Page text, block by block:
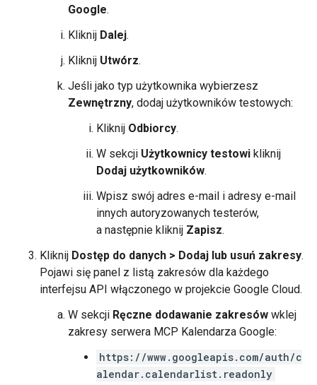
Google.
Kliknij Dalej.
Kliknij Utwórz.
Jeśli jako typ użytkownika wybierzesz
Zewnętrzny, dodaj użytkowników testowych:
Kliknij Odbiorcy.
W sekcji Użytkownicy testowi kliknij
Dodaj użytkowników.
Wpisz swój adres e-mail i adresy e-mail
innych autoryzowanych testerów,
a następnie kliknij Zapisz.
Kliknij Dostęp do danych > Dodaj lub usuń zakresy.
Pojawi się panel z listą zakresów dla każdego
interfejsu API włączonego w projekcie Google Cloud.
W sekcji Ręczne dodawanie zakresów wklej
zakresy serwera MCP Kalendarza Google:
https://www.googleapis.com/auth/c
alendar.calendarlist.readonly